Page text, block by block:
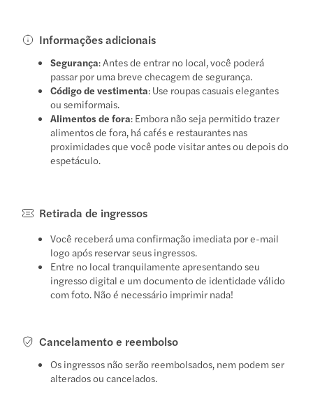
Informações adicionais
Segurança: Antes de entrar no local, você poderá
passar por uma breve checagem de segurança.
Código de vestimenta: Use roupas casuais elegantes
ou semiformais.
Alimentos de fora: Embora não seja permitido trazer
alimentos de fora, há cafés e restaurantes nas
proximidades que você pode visitar antes ou depois do
espetáculo.
Retirada de ingressos
Você receberá uma confirmação imediata por e-mail
logo após reservar seus ingressos.
Entre no local tranquilamente apresentando seu
ingresso digital e um documento de identidade válido
com foto. Não é necessário imprimir nada!
Cancelamento e reembolso
Os ingressos não serão reembolsados, nem podem ser
alterados ou cancelados.